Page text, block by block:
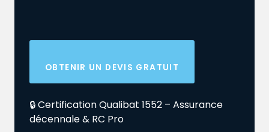
OBTENIR UN DEVIS GRATUIT
🔒 Certification Qualibat 1552 – Assurance
décennale & RC Pro